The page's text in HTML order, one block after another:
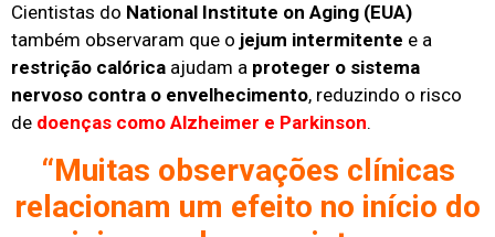
Cientistas do National Institute on Aging (EUA)
também observaram que o jejum intermitente e a
restrição calórica ajudam a proteger o sistema
nervoso contra o envelhecimento, reduzindo o risco
de doenças como Alzheimer e Parkinson.
“Muitas observações clínicas
relacionam um efeito no início do